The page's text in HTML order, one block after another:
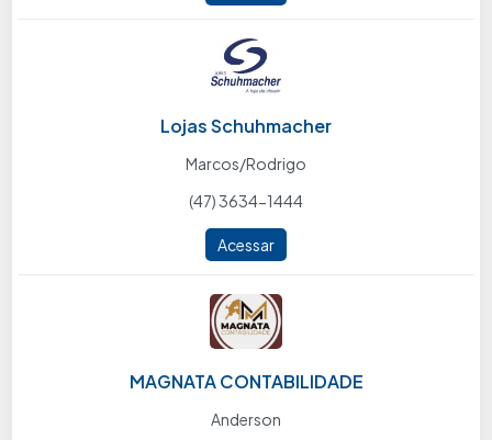
Lojas Schuhmacher
Marcos/Rodrigo
(47) 3634-1444
Acessar
MAGNATA CONTABILIDADE
Anderson